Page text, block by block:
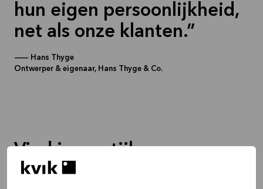
hun eigen persoonlijkheid,
net als onze klanten.
— Hans Thyge
Ontwerper & eigenaar, Hans Thyge & Co.
Vind jouw stijl
Ontdek ons assortiment keukens. Welke stijl heeft